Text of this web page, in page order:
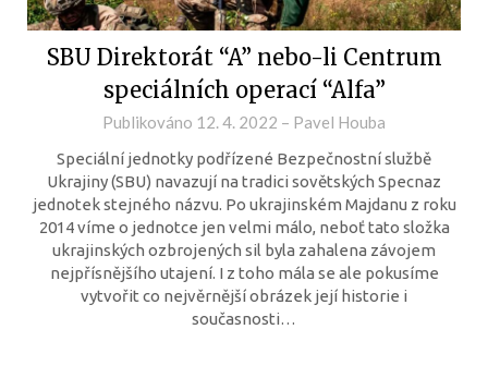
SBU Direktorát “A” nebo-li Centrum
speciálních operací “Alfa”
Publikováno 12. 4. 2022 – Pavel Houba
Speciální jednotky podřízené Bezpečnostní službě
Ukrajiny (SBU) navazují na tradici sovětských Specnaz
jednotek stejného názvu. Po ukrajinském Majdanu z roku
2014 víme o jednotce jen velmi málo, neboť tato složka
ukrajinských ozbrojených sil byla zahalena závojem
nejpřísnějšího utajení. I z toho mála se ale pokusíme
vytvořit co nejvěrnější obrázek její historie i
současnosti…